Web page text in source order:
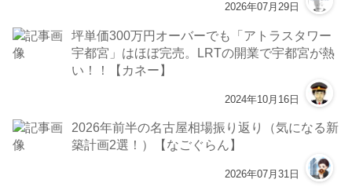
2026年07月29日
坪単価300万円オーバーでも「アトラスタワー
宇都宮」はほぼ完売。LRTの開業で宇都宮が熱
い！！【カネー】
2024年10月16日
2026年前半の名古屋相場振り返り（気になる新
築計画2選！）【なごぐらん】
2026年07月31日